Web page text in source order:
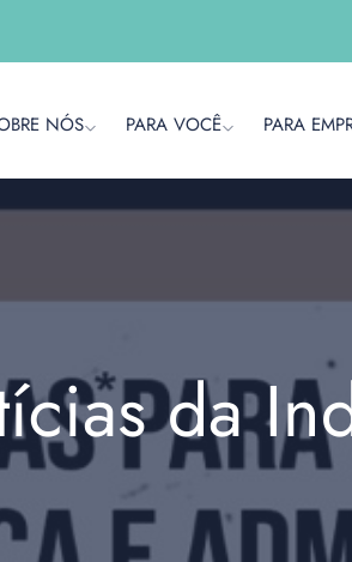
NÓS PARA VOCÊ PARA
da